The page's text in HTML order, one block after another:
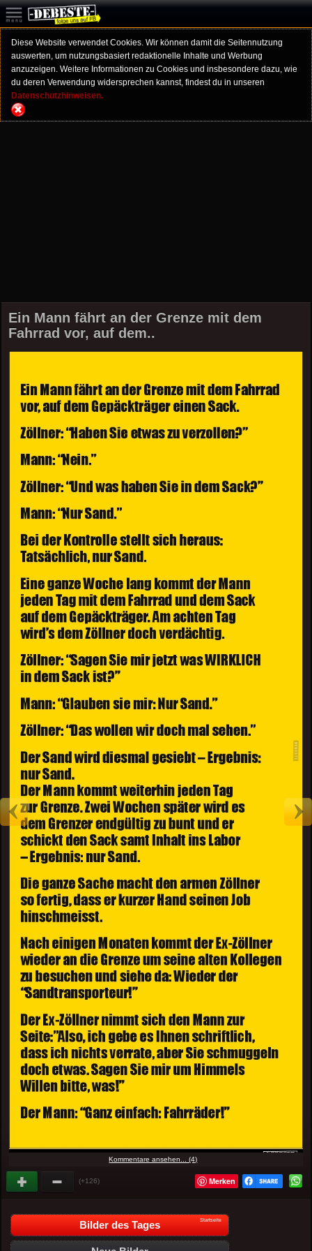
Diese Website verwendet Cookies. Wir können damit die Seitennutzung
auswerten, um nutzungsbasiert redaktionelle Inhalte und Werbung
anzuzeigen. Weitere Informationen zu Cookies und insbesondere dazu, wie
du deren Verwendung widersprechen kannst, findest du in unseren
Datenschutzhinweisen.
Ein Mann fährt an der Grenze mit dem
Fahrrad vor, auf dem..
Kommentare ansehen... (4)
(+126) Merken
Bilder des Tages Startseite